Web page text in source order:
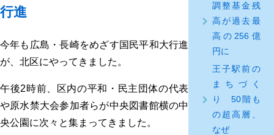
行進
今年も広島・長崎をめざす国民平和大行進
が、北区にやってきました。
午後2時前、区内の平和・民主団体の代表
や原水禁大会参加者らが中央図書館横の中
央公園に次々と集まってきました。
調整基金残
高が過去最
高の256億
円に
王子駅前の
まちづく
り 50階も
の超高層、
なぜ